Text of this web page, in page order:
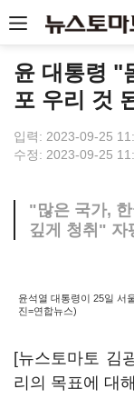
윤 대통령 "
포 우리 것
입력: 2023-09-25
수정: 2023-09-25
"많은 국가,
깊게 청취" 자
윤석열 대통령이 25일 서
진=연합뉴스)
[뉴스토마토 김
리의 목표에 대